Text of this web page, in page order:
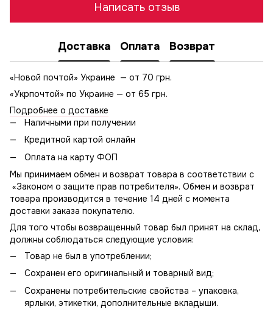
Написать отзыв
Доставка Оплата Возврат
«Новой почтой» Украине — от 70 грн.
«Укрпочтой» по Украине — от 65 грн.
Подробнее о доставке
Наличными при получении
Кредитной картой онлайн
Оплата на карту ФОП
Мы принимаем обмен и возврат товара в соответствии с
«Законом о защите прав потребителя». Обмен и возврат
товара производится в течение 14 дней с момента
доставки заказа покупателю.
Для того чтобы возвращенный товар был принят на склад,
должны соблюдаться следующие условия:
Товар не был в употреблении;
Сохранен его оригинальный и товарный вид;
Сохранены потребительские свойства – упаковка,
ярлыки, этикетки, дополнительные вкладыши.